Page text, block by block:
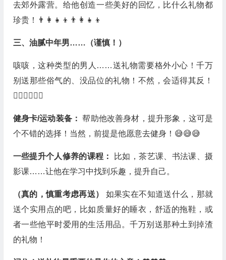
去郊外露营。给他创造一些美好的回忆，比什么礼物都
珍贵！👨‍👩‍👧‍👦👨‍👩‍👧‍👦
三、油腻中年男……（谨慎！）
咳咳，这种类型的男人……送礼物需要格外小心！千万
别送那些俗气的、没品位的礼物！不然，会适得其反！
🤦‍♀️🤦‍♀️🤦‍♀️
健身卡/运动装备：帮助他改善身材，提升形象，这可是
个不错的选择！当然，前提是他愿意去健身！😅😅😅
一些提升个人修养的课程：
比如，茶艺课、书法课、摄
影课……让他在学习中找到乐趣，提升自己。
（真的，慎重考虑再送） 如果实在不知道送什么，那就
送个实用点的吧，比如质量好的睡衣，舒适的拖鞋，或
者一些他平时爱用的生活用品。千万别送那种土到掉渣
的礼物！